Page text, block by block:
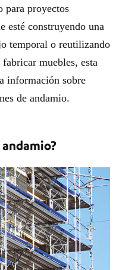
para proyectos
esté construyendo una
temporal o reutilizando
muebles, esta
información sobre
de andamio.